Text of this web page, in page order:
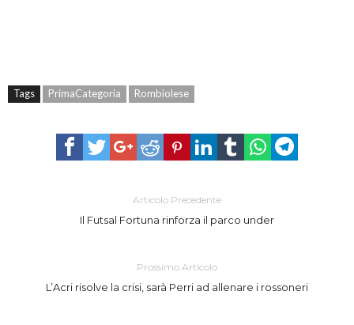
Tags PrimaCategoria Rombiolese
Articolo Precedente
Il Futsal Fortuna rinforza il parco under
Prossimo Articolo
L’Acri risolve la crisi, sarà Perri ad allenare i rossoneri